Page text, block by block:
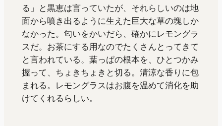
る」と黒恵は言っていたが、それらしいのは地
面から噴き出るように生えた巨大な草の塊しか
なかった。匂いをかいだら、確かにレモングラ
スだ。お茶にする用なのでたくさんとってきて
と言われている。葉っぱの根本を、ひとつかみ
握って、ちょきちょきと切る。清涼な香りに包
まれる。レモングラスはお腹を温めて消化を助
けてくれるらしい。